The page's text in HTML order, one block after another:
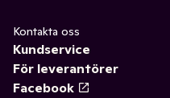
Kontakta oss
Kundservice
För leverantörer
Facebook